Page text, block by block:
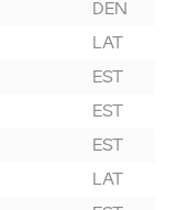
DEN
LAT
EST
EST
EST
LAT